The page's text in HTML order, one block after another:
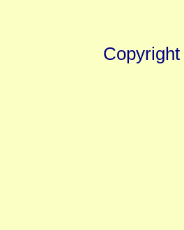
Copyright